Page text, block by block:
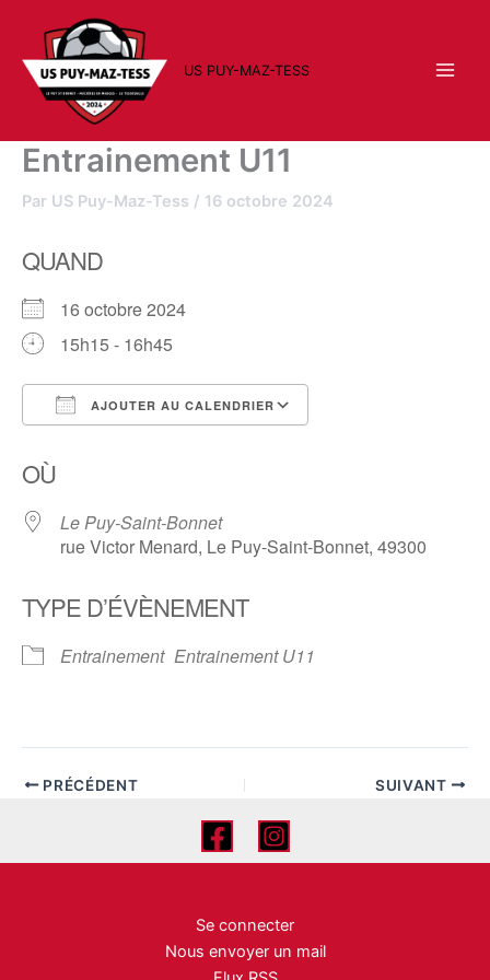
contenu
US PUY-MAZ-TESS
Entrainement U11
Par US Puy-Maz-Tess / 16 octobre 2024
QUAND
16 octobre 2024
15h15 - 16h45
AJOUTER AU CALENDRIER
OÙ
Le Puy-Saint-Bonnet
rue Victor Menard, Le Puy-Saint-Bonnet, 49300
TYPE D’ÉVÈNEMENT
Entrainement Entrainement U11
PRÉCÉDENT SUIVANT
Se connecter
Nous envoyer un mail